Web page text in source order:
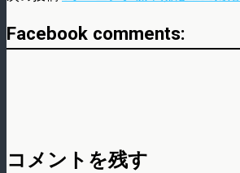
Facebook comments:
コメントを残す